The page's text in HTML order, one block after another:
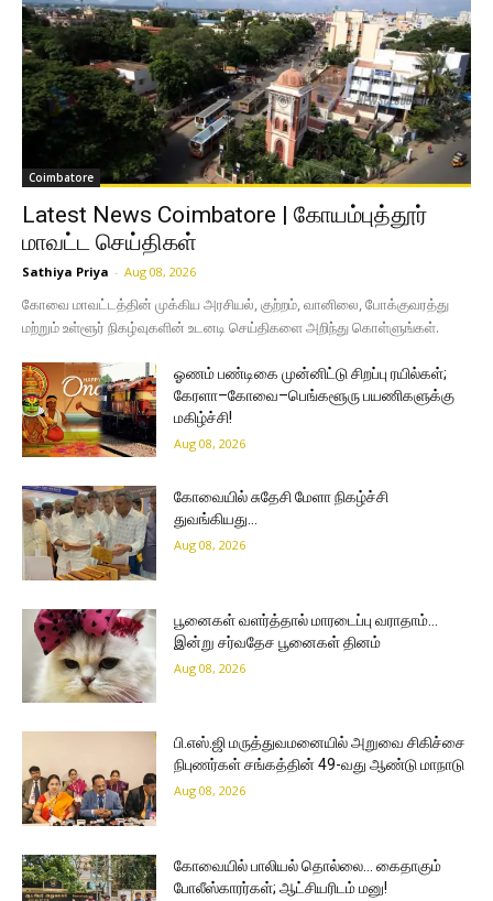
Coimbatore
Latest News Coimbatore | கோயம்புத்தூர்
மாவட்ட செய்திகள்
Sathiya Priya - Aug 08, 2026
கோவை மாவட்டத்தின் முக்கிய அரசியல், குற்றம், வானிலை, போக்குவரத்து
மற்றும் உள்ளூர் நிகழ்வுகளின் உடனடி செய்திகளை அறிந்து கொள்ளுங்கள்.
ஓணம் பண்டிகை முன்னிட்டு சிறப்பு ரயில்கள்;
கேரளா–கோவை–பெங்களூரு பயணிகளுக்கு
மகிழ்ச்சி!
Aug 08, 2026
கோவையில் சுதேசி மேளா நிகழ்ச்சி
துவங்கியது…
Aug 08, 2026
பூனைகள் வளர்த்தால் மாரடைப்பு வராதாம்…
இன்று சர்வதேச பூனைகள் தினம்
Aug 08, 2026
பி.எஸ்.ஜி மருத்துவமனையில் அறுவை சிகிச்சை
நிபுணர்கள் சங்கத்தின் 49-வது ஆண்டு மாநாடு
Aug 08, 2026
கோவையில் பாலியல் தொல்லை… கைதாகும்
போலீஸ்காரர்கள்; ஆட்சியரிடம் மனு!